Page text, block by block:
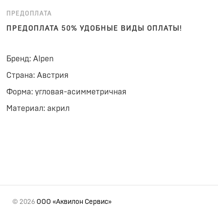
ПРЕДОПЛАТА
ПРЕДОПЛАТА 50% УДОБНЫЕ ВИДЫ ОПЛАТЫ!
Бренд: Alpen
Страна: Австрия
Форма: угловая-асимметричная
Материал: акрил
© 2026 ООО «Аквилон Сервис»